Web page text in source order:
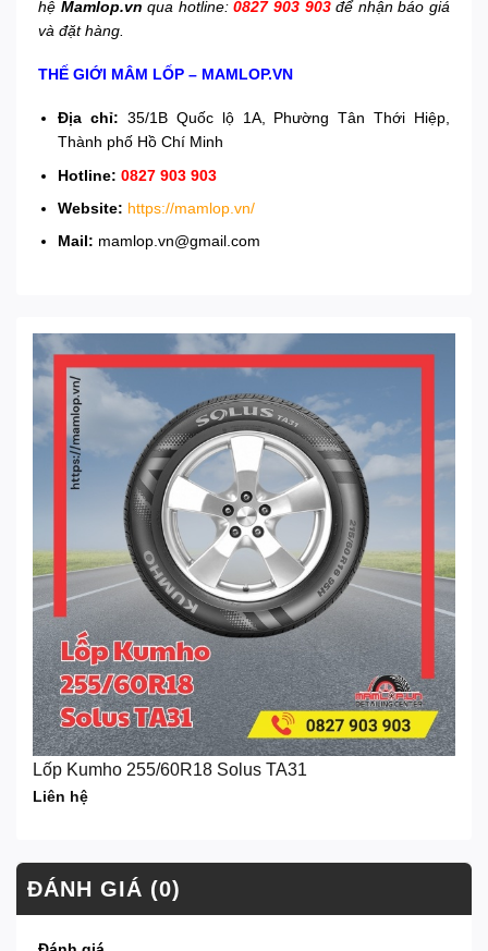
hệ Mamlop.vn qua hotline:0827 903 903để nhận báo giá
và đặt hàng.
THẾ GIỚI MÂM LỐP – MAMLOP.VN
Địa chỉ: 35/1B Quốc lộ 1A, Phường Tân Thới Hiệp,
Thành phố Hồ Chí Minh
Hotline:0827 903 903
Website: https://mamlop.vn/
Mail: mamlop.vn@gmail.com
Lốp Kumho 255/60R18 Solus TA31
Liên hệ
ĐÁNH GIÁ (0)